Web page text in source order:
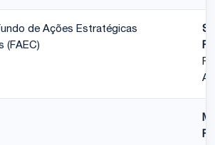
de Ações Estratégicas
(FAEC)